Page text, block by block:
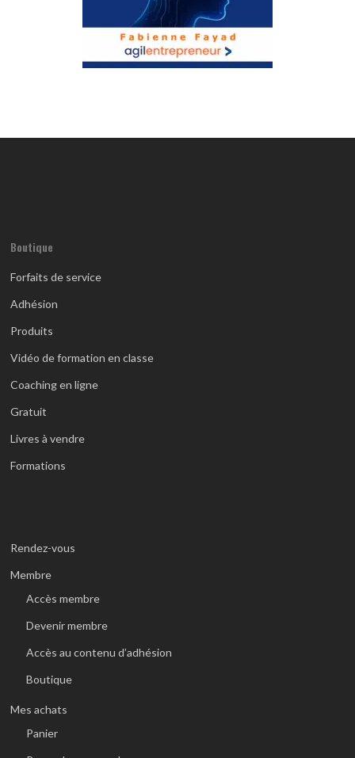
Boutique
Forfaits de service
Adhésion
Produits
Vidéo de formation en classe
Coaching en ligne
Gratuit
Livres à vendre
Formations
Rendez-vous
Membre
Accès membre
Devenir membre
Accès au contenu d’adhésion
Boutique
Mes achats
Panier